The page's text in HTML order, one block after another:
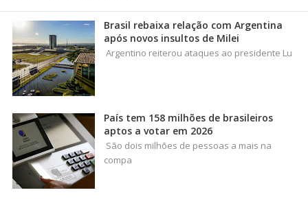
Brasil rebaixa relação com Argentina
após novos insultos de Milei
Argentino reiterou ataques ao presidente Lu
País tem 158 milhões de brasileiros
aptos a votar em 2026
São dois milhões de pessoas a mais na
compa